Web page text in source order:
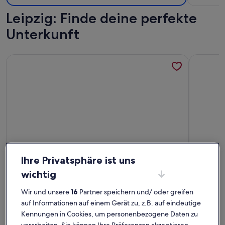
Leipzig: Finde deine perfekte
Unterkunft
Weitere Infos zu Bei Freunden zu Hause und mit Liebe und
Bei Freunden zu Hause und mit Liebe
und Herz für unsere Gäste
Platz für 5 Gäste · 2 Schlafzimmer · 1 Badezimmer
Außergewöhnlich
Weitere
Platz für
Ihre Privatsphäre ist uns
wichtig
Wir und unsere16 Partner speichern und/ oder greifen
auf Informationen auf einem Gerät zu, z.B. auf eindeutige
Kennungen in Cookies, um personenbezogene Daten zu